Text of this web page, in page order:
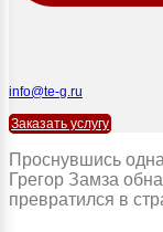
info@te-g.ru
Заказать услугу
Проснувшись
Грегор Замза
превратился в